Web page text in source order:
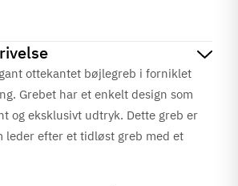
ottekantet bøjlegreb i forniklet
Grebet har et enkelt design som
og eksklusivt udtryk. Dette greb er
leder efter et tidløst greb med et